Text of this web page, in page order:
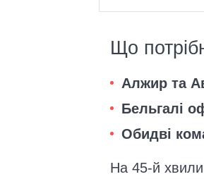
Що
Алжир та
Бельгалі
Обидві
На 45-й